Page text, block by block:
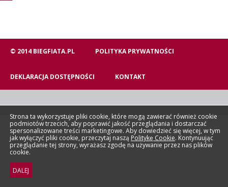
© 2014 BIEGFIATA.PL POLITYKA PRYWATNOŚCI
DEKLARACJA DOSTĘPNOŚCI KONTAKT
Strona ta wykorzystuje pliki cookie, które mogą zawierać również cookie
podmiotów trzecich, aby poprawić jakość przeglądania i dostarczać
spersonalizowane treści marketingowe. Aby dowiedzieć się więcej, w tym
jak wyłączyć pliki cookie, przeczytaj naszą Politykę Cookie. Kontynuując
przeglądanie tej strony, wyrażasz zgodę na używanie przez nas plików
cookie.
DALEJ